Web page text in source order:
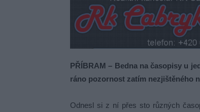
PŘÍBRAM – Bedna na časopisy u
ráno pozornost zatím nezjištěného
Odnesl si z ní přes sto různých